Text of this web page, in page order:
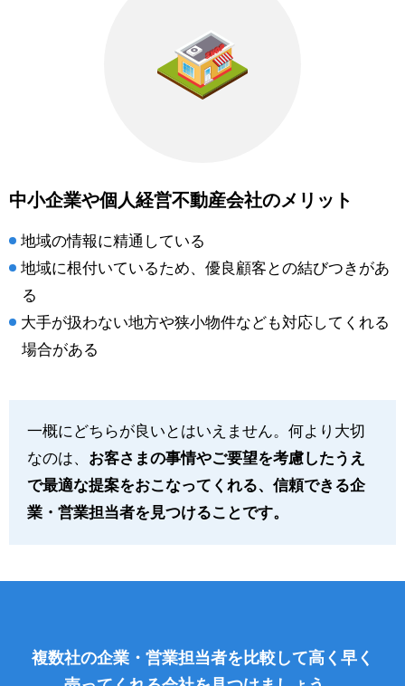
中小企業や個人経営不動産会社のメリット
地域の情報に精通している
地域に根付いているため、優良顧客との結びつきがあ
る
大手が扱わない地方や狭小物件なども対応してくれる
場合がある
一概にどちらが良いとはいえません。何より大切
なのは、 お客さまの事情やご要望を考慮したうえ
で最適な提案をおこなってくれる、信頼できる企
業・営業担当者を見つけることです。
複数社の企業・営業担当者を比較して高く早く